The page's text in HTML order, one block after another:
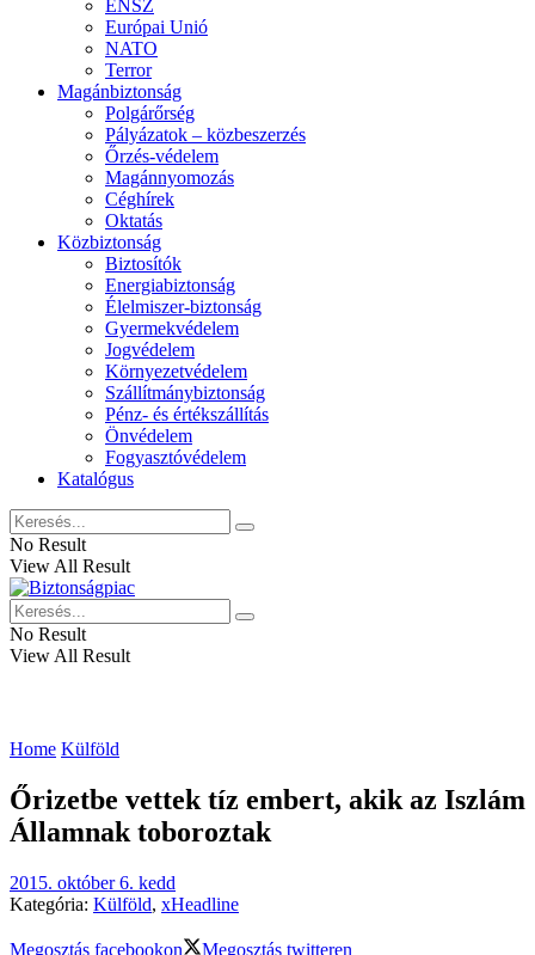
ENSZ
Európai Unió
NATO
Terror
Magánbiztonság
Polgárőrség
Pályázatok – közbeszerzés
Őrzés-védelem
Magánnyomozás
Céghírek
Oktatás
Közbiztonság
Biztosítók
Energiabiztonság
Élelmiszer-biztonság
Gyermekvédelem
Jogvédelem
Környezetvédelem
Szállítmánybiztonság
Pénz- és értékszállítás
Önvédelem
Fogyasztóvédelem
Katalógus
No Result
View All Result
No Result
View All Result
Home Külföld
Őrizetbe vettek tíz embert, akik az Iszlám
Államnak toboroztak
2015. október 6. kedd
Kategória: Külföld, xHeadline
Megosztás facebookon Megosztás twitteren